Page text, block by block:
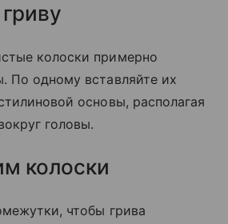
колоски примерно
По одному вставляйте их
основы, располагая
головы.
колоски
чтобы грива